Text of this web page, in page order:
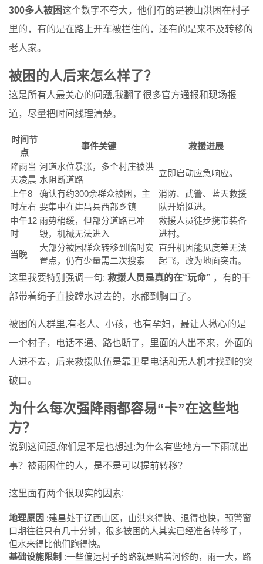
300多人被困这个数字不夸大，他们有的是被山洪困在村子
里的，有的是在路上开车被拦住的，还有的是来不及转移的
老人家。
被困的人后来怎么样了？
这是所有人最关心的问题,我翻了很多官方通报和现场报
道，尽量把时间线理清楚。
时间节
点
事件关键 救援进展
降雨当
天凌晨
河道水位暴涨，多个村庄被洪
水阻断道路
立即启动应急响应。
上午8
时左右
确认有约300余群众被困，主
要集中在建昌县西部乡镇
消防、武警、蓝天救援
队开始挺进。
中午12
时
雨势稍缓，但部分道路已冲
毁，机械无法进入
救援人员徒步携带装备
进村。
当晚
大部分被困群众转移到临时安
置点，仍有少量需二次搜索
直升机因能见度差无法
起飞，改为地面突击。
这里我要特别强调一句: 救援人员是真的在“玩命” ，有的干
部带着绳子直接蹚水过去的，水都到胸口了。
被困的人群里,有老人、小孩，也有孕妇，最让人揪心的是
一个村子，电话不通、路也断了，里面的人出不来，外面的
人进不去，后来救援队伍是靠卫星电话和无人机才找到的突
破口。
为什么每次强降雨都容易“卡”在这些地
方？
说到这问题,你们是不是也想过:为什么有些地方一下雨就出
事？被雨困住的人，是不是可以提前转移？
这里面有两个很现实的因素:
地理原因 :建昌处于辽西山区，山洪来得快、退得也快，预警窗
口期往往只有几十分钟，很多被困的人其实已经准备转移了，
但水来得比他们跑得快。
基础设施限制 :一些偏远村子的路就是贴着河修的，雨一大，路